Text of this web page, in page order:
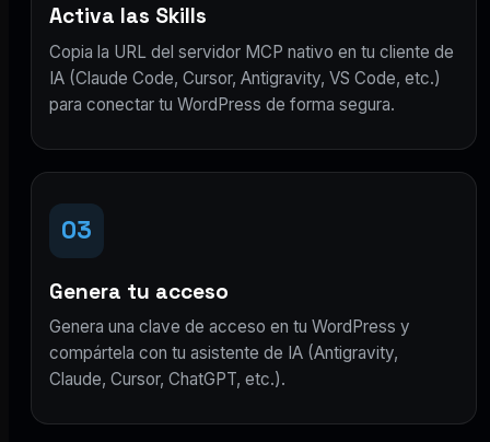
Activa las Skills
Copia la URL del servidor MCP nativo en tu cliente de
IA (Claude Code, Cursor, Antigravity, VS Code, etc.)
para conectar tu WordPress de forma segura.
03
Genera tu acceso
Genera una clave de acceso en tu WordPress y
compártela con tu asistente de IA (Antigravity,
Claude, Cursor, ChatGPT, etc.).